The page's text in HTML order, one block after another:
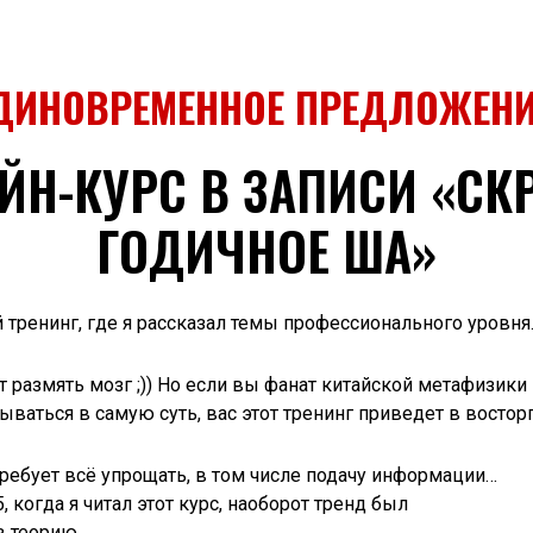
КУРС В ЗАПИСИ
ГОДИЧНОЕ ША»
где я рассказал темы профессионального уровня.
размять мозг ;)) Но если вы фанат китайской метафизики
в самую суть, вас этот тренинг приведет в
всё упрощать, в том числе подачу информации…
когда я читал этот курс, наоборот тренд был